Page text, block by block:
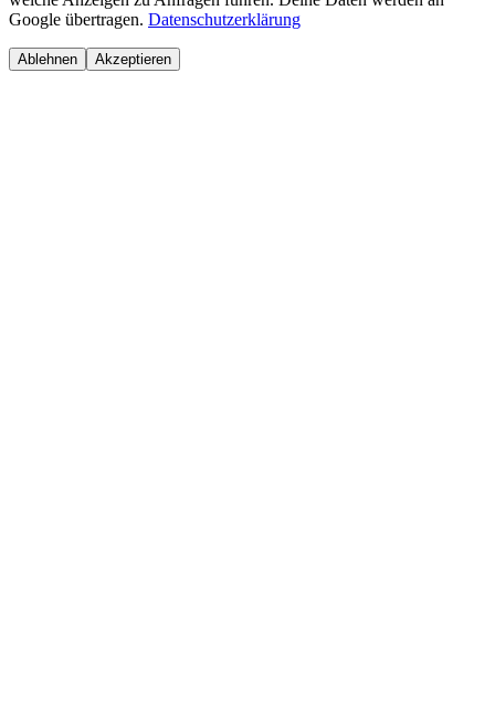
Google übertragen. Datenschutzerklärung
Ablehnen Akzeptieren